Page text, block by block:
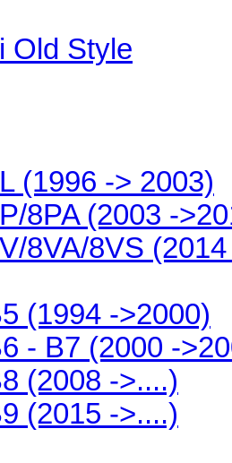
Old Style
(1996 -> 2003)
8PA (2003 -
8VA/8VS
(1994 ->2000)
- B7 (2000 -
(2008 ->....)
(2015 ->....)